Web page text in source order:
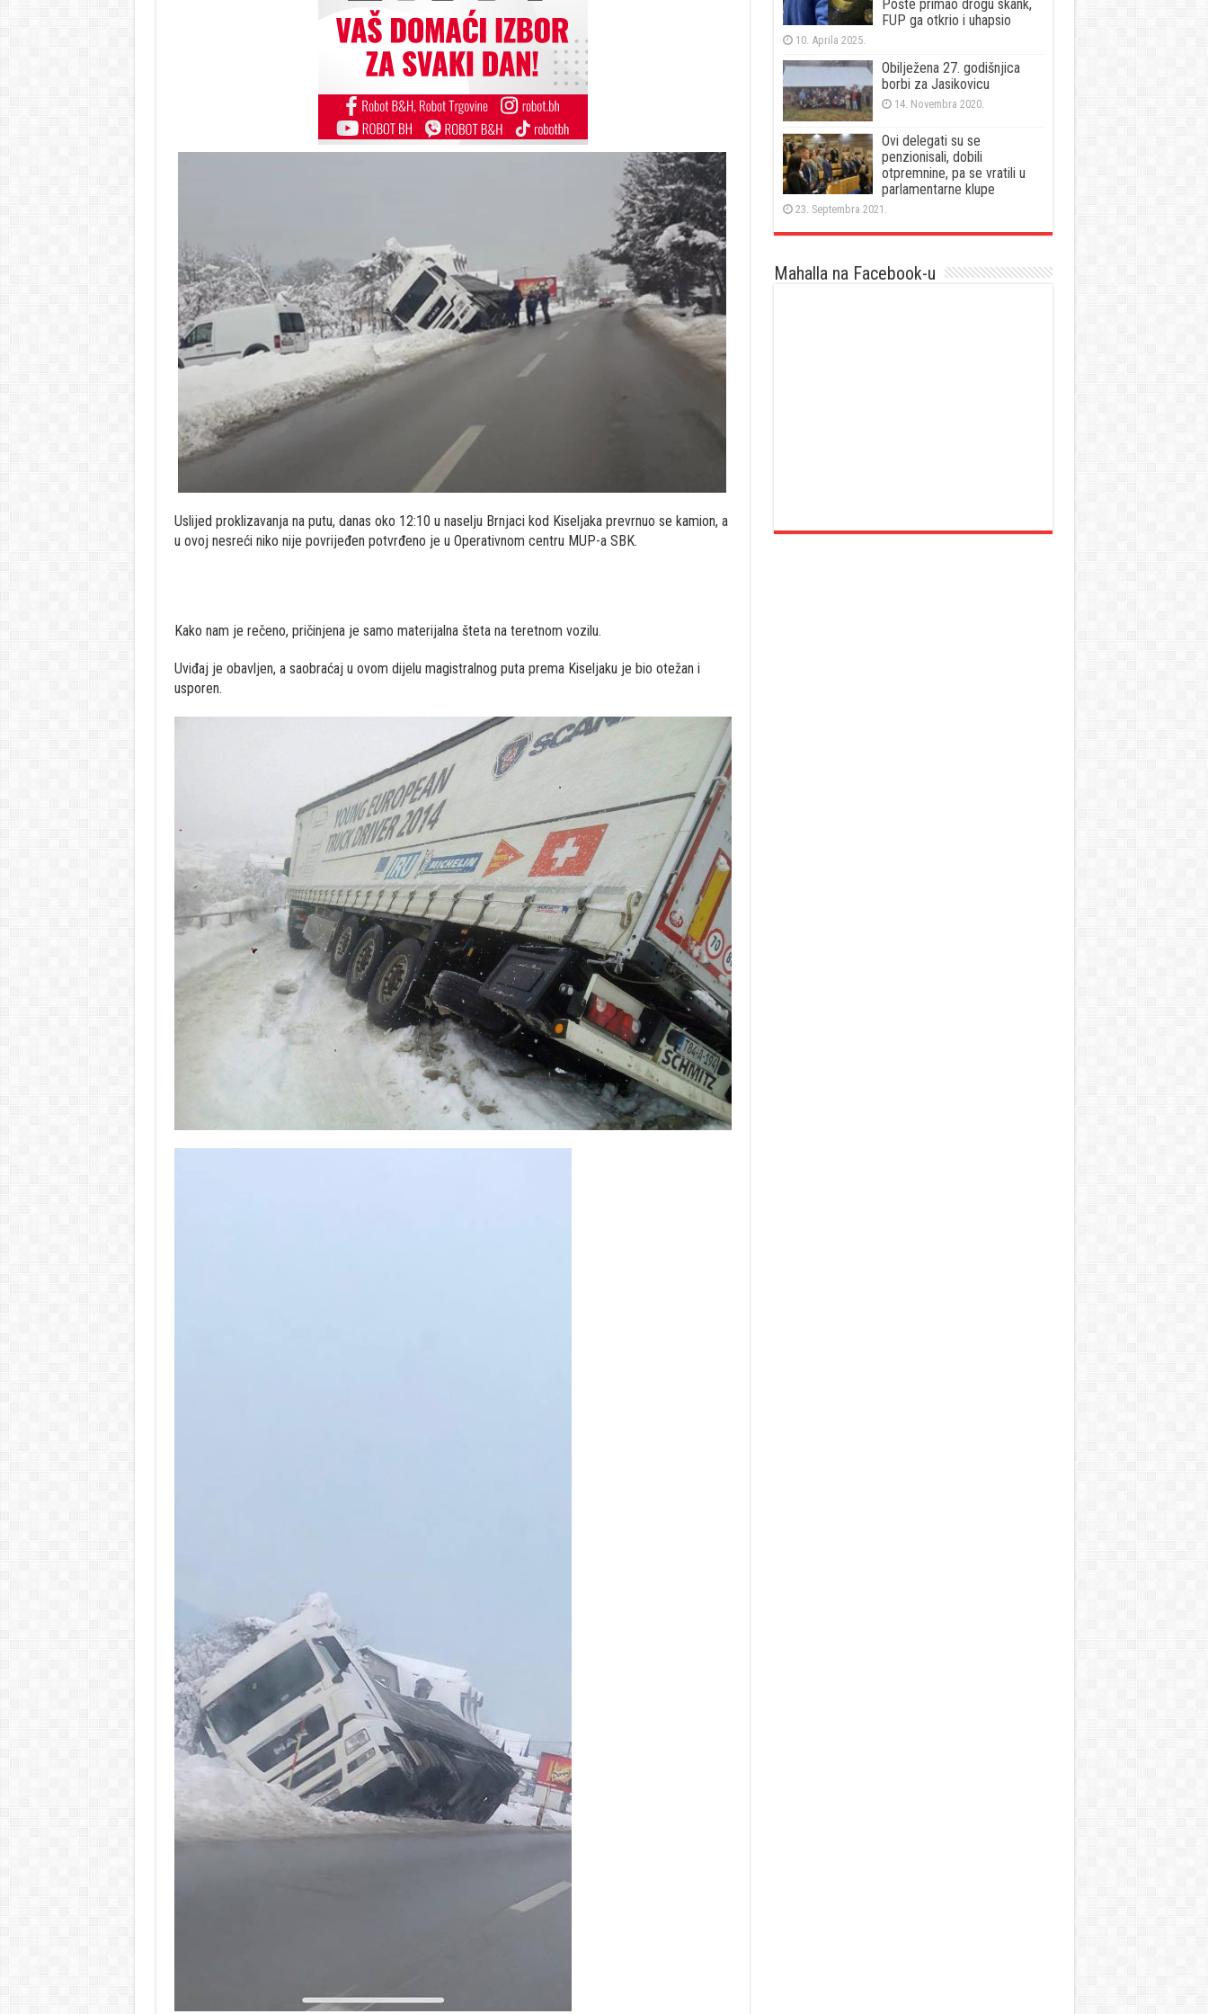
Uslijed proklizavanja na putu, danas oko 12:10 u naselju Brnjaci kod Kiseljaka prevrnuo se kamion, a
u ovoj nesreći niko nije povrijeđen potvrđeno je u Operativnom centru MUP-a SBK.
Kako nam je rečeno, pričinjena je samo materijalna šteta na teretnom vozilu.
Uviđaj je obavljen, a saobraćaj u ovom dijelu magistralnog puta prema Kiseljaku je bio otežan i
usporen.
Pošte primao drogu skank,
FUP ga otkrio i uhapsio
10. Aprila 2025.
Obilježena 27. godišnjica
borbi za Jasikovicu
14. Novembra 2020.
Ovi delegati su se
penzionisali, dobili
otpremnine, pa se vratili u
parlamentarne klupe
23. Septembra 2021.
Mahalla na Facebook-u